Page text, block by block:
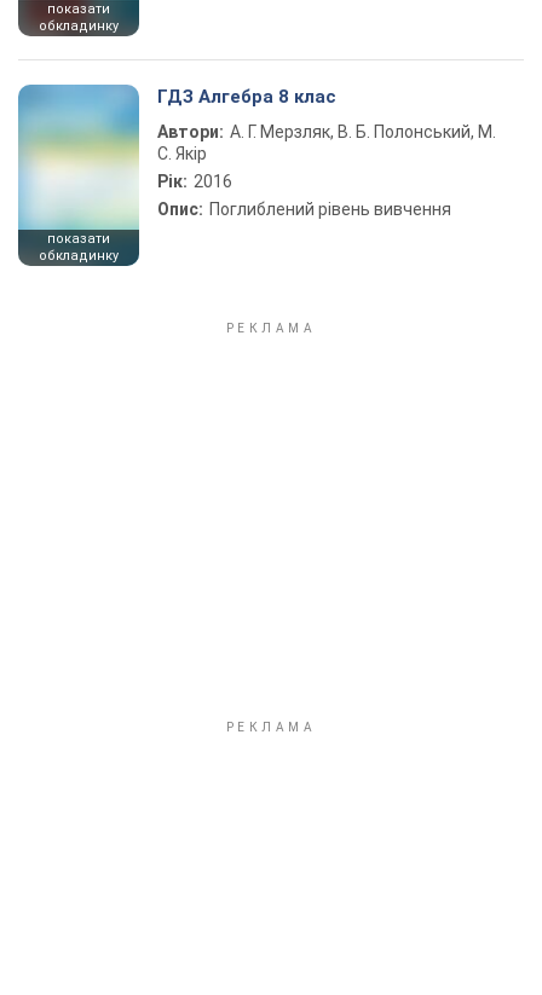
показати
обкладинку
показати
обкладинку
ГДЗ Алгебра 8 клас
Автори: А. Г. Мерзляк, В. Б. Полонський, М.
С. Якір
Рік: 2016
Опис: Поглиблений рівень вивчення